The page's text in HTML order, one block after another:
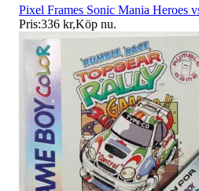
Pixel Frames Sonic Mania Heroes
Pris:336 kr,Köp nu.